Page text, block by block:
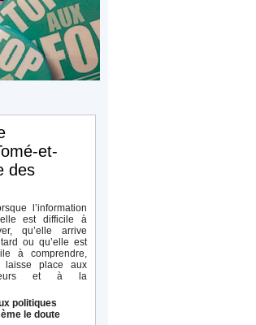
et-
des
l’information
est difficile à
qu’elle arrive
ou qu’elle est
à comprendre,
laisse place aux
et à la
politiques
le doute